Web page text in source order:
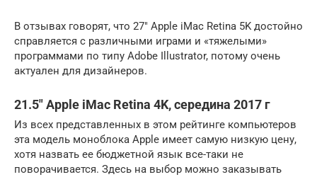
В отзывах говорят, что 27″ Apple iMac Retina 5K достойно
справляется с различными играми и «тяжелыми»
программами по типу Adobe Illustrator, потому очень
актуален для дизайнеров.
21.5″ Apple iMac Retina 4K, середина 2017 г
Из всех представленных в этом рейтинге компьютеров
эта модель моноблока Apple имеет самую низкую цену,
хотя назвать ее бюджетной язык все-таки не
поворачивается. Здесь на выбор можно заказывать